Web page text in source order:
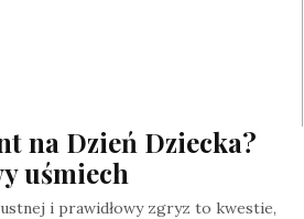
na Dzień Dziecka?
uśmiech
i prawidłowy zgryz to kwestie,